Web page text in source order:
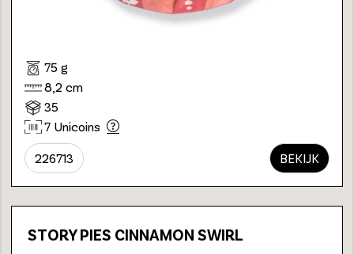
75 g
8,2 cm
35
7 Unicoins
226713 BEKIJK
STORY PIES CINNAMON SWIRL